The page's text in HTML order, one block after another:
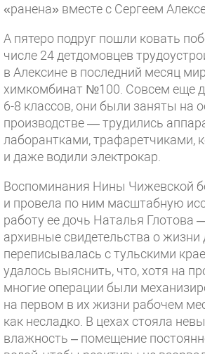
«ранена» вместе с Сергеем
А пятеро подруг пошли ковать
числе 24 детдомовцев
в Алексине в последний месяц
химкомбинат №100. Совсем еще
6-8 классов, они были заняты на
производстве — трудились
лаборантками, трафаретчиками,
и даже водили электрокар.
Воспоминания Нины Чижевской
и провела по ним масштабную
работу ее дочь Наталья Глотова
архивные свидетельства о жизни
переписывалась с тульскими
удалось выяснить, что, хотя на
многие операции были
на первом в их жизни рабочем
как несладко. В цехах стояла
влажность – помещение